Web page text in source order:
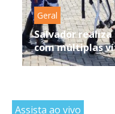
Geral
Salvador
com múltiplas
Assista ao vivo